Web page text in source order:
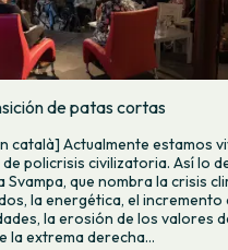
de patas cortas
català] Actualmente estamos
policrisis civilizatoria. Así lo
Svampa, que nombra la crisis
la energética, el incremento
la erosión de los valores
la extrema derecha...